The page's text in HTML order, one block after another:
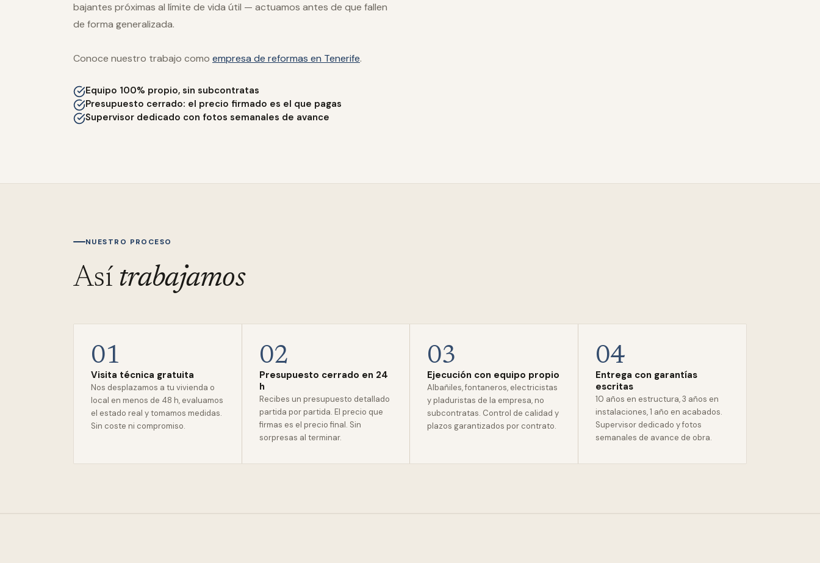
bajantes próximas al límite de vida útil — actuamos antes de que fallen
de forma generalizada.
Conoce nuestro trabajo como empresa de reformas en Tenerife.
Equipo 100% propio, sin subcontratas
Presupuesto cerrado: el precio firmado es el que pagas
Supervisor dedicado con fotos semanales de avance
NUESTRO PROCESO
Así trabajamos
01
Visita técnica gratuita
Nos desplazamos a tu vivienda o
local en menos de 48 h, evaluamos
el estado real y tomamos medidas.
Sin coste ni compromiso.
02
Presupuesto cerrado en 24
h
Recibes un presupuesto detallado
partida por partida. El precio que
firmas es el precio final. Sin
sorpresas al terminar.
03
Ejecución con equipo propio
Albañiles, fontaneros, electricistas
y pladuristas de la empresa, no
subcontratas. Control de calidad y
plazos garantizados por contrato.
04
Entrega con garantías
escritas
10 años en estructura, 3 años en
instalaciones, 1 año en acabados.
Supervisor dedicado y fotos
semanales de avance de obra.